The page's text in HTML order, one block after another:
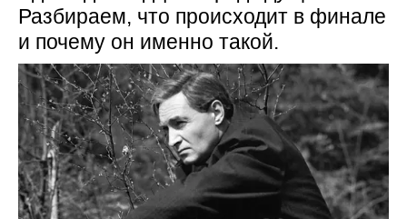
Разбираем, что происходит в финале
и почему он именно такой.